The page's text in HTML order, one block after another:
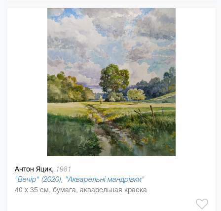
Антон Яцик, 1981
"Вечір" (2020), "Акварельні мандрівки"
40 x 35 см, бумага, акварельная краска